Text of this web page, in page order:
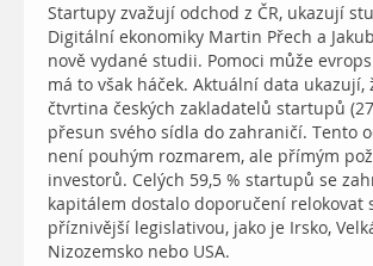
Startupy zvažují odchod z ČR, ukazují
Digitální ekonomiky Martin Přech a
nově vydané studii. Pomoci může
má to však háček. Aktuální data ukazují,
čtvrtina českých zakladatelů startupů
přesun svého sídla do zahraničí. Tento
není pouhým rozmarem, ale přímým
investorů. Celých 59,5 % startupů se
kapitálem dostalo doporučení relokovat
příznivější legislativou, jako je Irsko,
Nizozemsko nebo USA.